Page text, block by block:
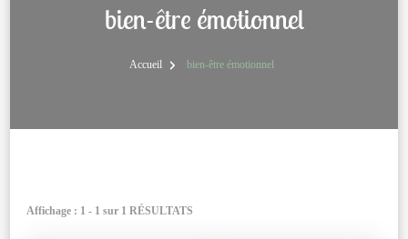
bien-être émotionnel
Accueil bien-être émotionnel
Affichage : 1 - 1 sur 1 RÉSULTATS